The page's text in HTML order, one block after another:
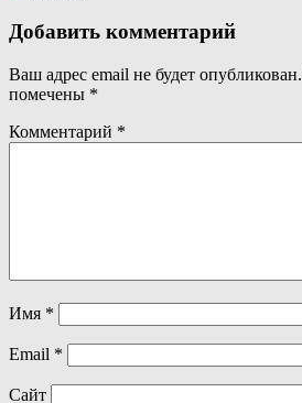
Добавить комментарий
Ваш адрес email не будет опубликован.
помечены *
Комментарий *
Имя *
Email *
Сайт